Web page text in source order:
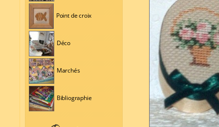
Point de croix
Déco
Marchés
Bibliographie